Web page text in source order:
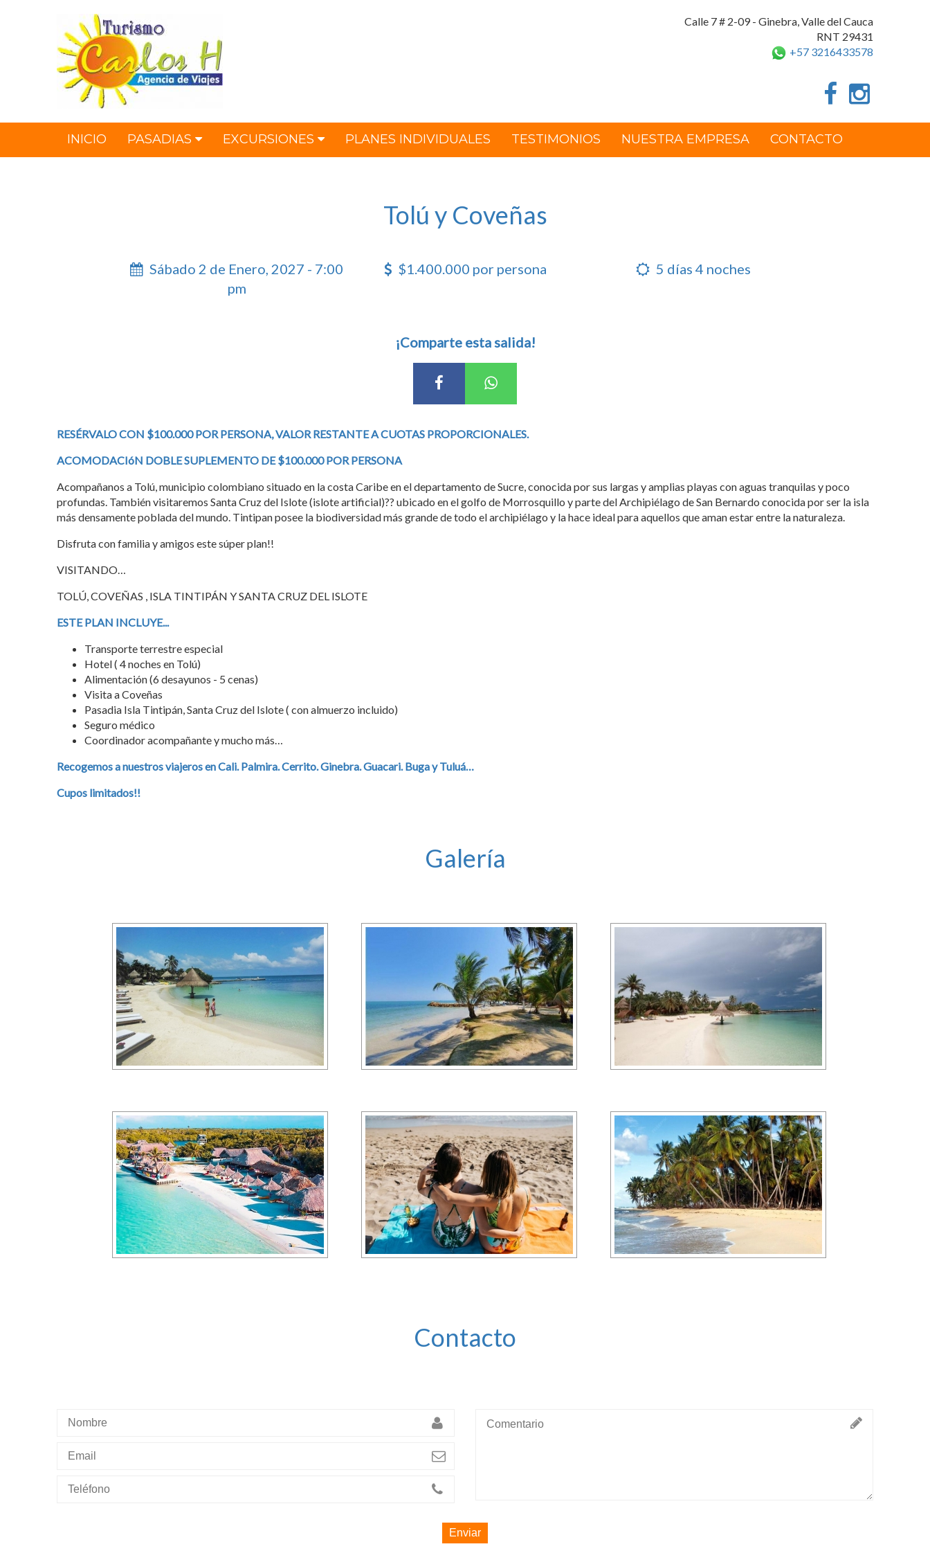
Calle 7 # 2-09 - Ginebra, Valle del Cauca
RNT 29431
+57 3216433578
INICIO PASADIAS EXCURSIONES PLANES INDIVIDUALES TESTIMONIOS NUESTRA EMPRESA CONTACTO
Tolú y Coveñas
Sábado 2 de Enero, 2027 - 7:00
pm
$1.400.000 por persona 5 días 4 noches
¡Comparte esta salida!
RESÉRVALO CON $100.000 POR PERSONA, VALOR RESTANTE A CUOTAS PROPORCIONALES.
ACOMODACIóN DOBLE SUPLEMENTO DE $100.000 POR PERSONA
Acompañanos a Tolú, municipio colombiano situado en la costa Caribe en el departamento de Sucre, conocida por sus largas y amplias playas con aguas tranquilas y poco
profundas. También visitaremos Santa Cruz del Islote (islote artificial)?? ubicado en el golfo de Morrosquillo y parte del Archipiélago de San Bernardo conocida por ser la isla
más densamente poblada del mundo. Tintipan posee la biodiversidad más grande de todo el archipiélago y la hace ideal para aquellos que aman estar entre la naturaleza.
Disfruta con familia y amigos este súper plan!!
VISITANDO…
TOLÚ, COVEÑAS , ISLA TINTIPÁN Y SANTA CRUZ DEL ISLOTE
ESTE PLAN INCLUYE...
Transporte terrestre especial
Hotel ( 4 noches en Tolú)
Alimentación (6 desayunos - 5 cenas)
Visita a Coveñas
Pasadia Isla Tintipán, Santa Cruz del Islote( con almuerzo incluido)
Seguro médico
Coordinador acompañanteymucho más…
Recogemos a nuestros viajeros en Cali. Palmira. Cerrito. Ginebra. Guacari. Buga y Tuluá…
Cupos limitados!!
Galería
Contacto
Enviar